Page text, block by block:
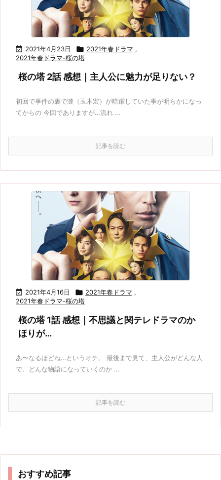
 2021年4月23日  2021年春ドラマ ,
2021年春ドラマ-桜の塔
桜の塔 2話 感想｜主人公に魅力が足りない？
初回で事件の裏で漣（玉木宏）が暗躍していた事が明らかになっ
てからの 今回でありますが…流れ ...
記事を読む
 2021年4月16日  2021年春ドラマ ,
2021年春ドラマ-桜の塔
桜の塔 1話 感想｜不思議と関テレドラマのか
ほりが…
あ〜なるほどね…というオチ。 最後まで見て、主人公がどんな人
で、どんな物語になっていくのか ...
記事を読む
おすすめ記事